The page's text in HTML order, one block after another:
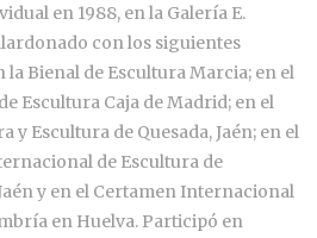
en 1988, en la Galería E.
con los siguientes
Bienal de Escultura Marcia; en el
Escultura Caja de Madrid; en el
y Escultura de Quesada, Jaén; en el
de Escultura de
y en el Certamen Internacional
en Huelva. Participó en